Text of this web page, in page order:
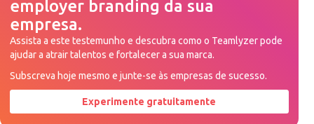
employer branding da sua
empresa.
Assista a este testemunho e descubra como o Teamlyzer pode
ajudar a atrair talentos e fortalecer a sua marca.
Subscreva hoje mesmo e junte-se às empresas de sucesso.
Experimente gratuitamente